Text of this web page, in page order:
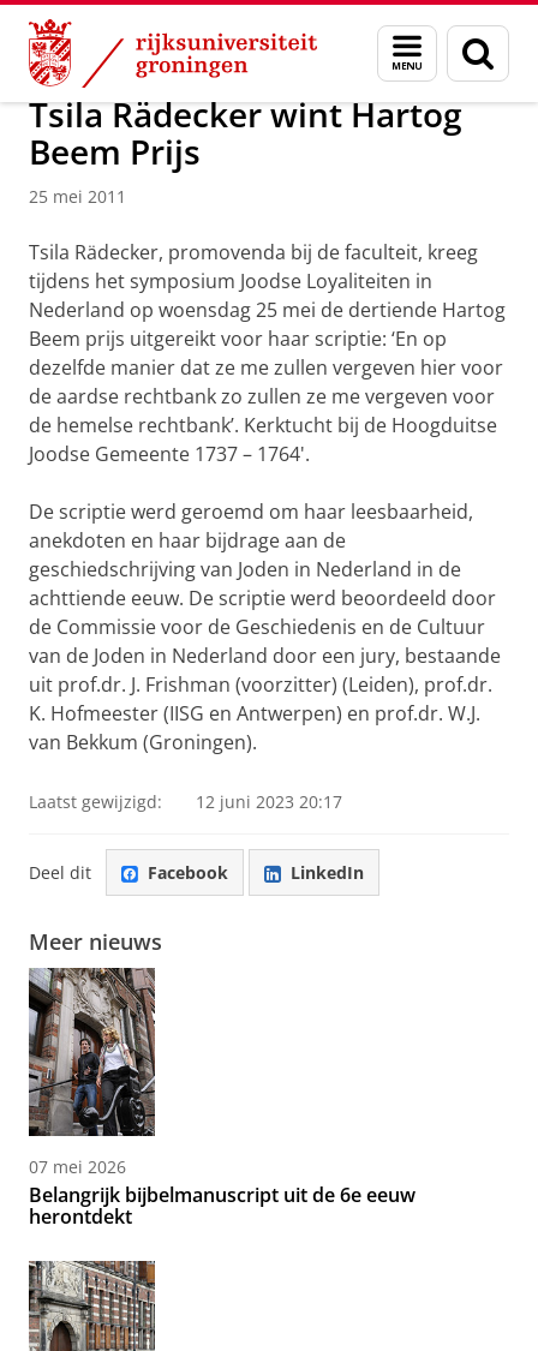
Skip
Content
Skip
Navigation
Menu
en
zoeken
Over ons Actueel Nieuws Nieuwsberichten
Tsila Rädecker wint Hartog
Beem Prijs
25 mei 2011
Tsila Rädecker, promovenda bij de faculteit, kreeg
tijdens het symposium Joodse Loyaliteiten in
Nederland op woensdag 25 mei de dertiende Hartog
Beem prijs uitgereikt voor haar scriptie: ‘En op
dezelfde manier dat ze me zullen vergeven hier voor
de aardse rechtbank zo zullen ze me vergeven voor
de hemelse rechtbank’. Kerktucht bij de Hoogduitse
Joodse Gemeente 1737 – 1764'.
De scriptie werd geroemd om haar leesbaarheid,
anekdoten en haar bijdrage aan de
geschiedschrijving van Joden in Nederland in de
achttiende eeuw. De scriptie werd beoordeeld door
de Commissie voor de Geschiedenis en de Cultuur
van de Joden in Nederland door een jury, bestaande
uit prof.dr. J. Frishman (voorzitter) (Leiden), prof.dr.
K. Hofmeester (IISG en Antwerpen) en prof.dr. W.J.
van Bekkum (Groningen).
Laatst gewijzigd: 12 juni 2023 20:17
Deel dit Facebook LinkedIn
Meer nieuws
07 mei 2026
Belangrijk bijbelmanuscript uit de 6e eeuw
herontdekt